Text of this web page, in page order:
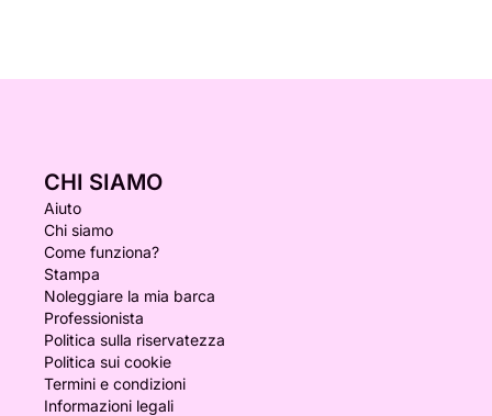
CHI SIAMO
Aiuto
Chi siamo
Come funziona?
Stampa
Noleggiare la mia barca
Professionista
Politica sulla riservatezza
Politica sui cookie
Termini e condizioni
Informazioni legali